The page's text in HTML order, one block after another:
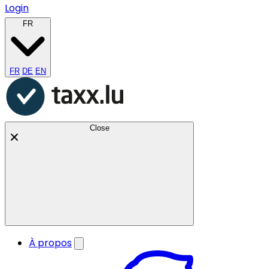
Login
FR
FR DE EN
Close
À propos